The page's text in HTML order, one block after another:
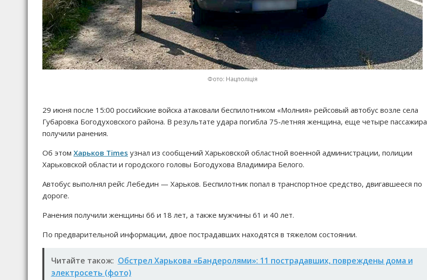
Фото: Нацполіція
29 июня после 15:00 российские войска атаковали беспилотником «Молния» рейсовый автобус возле села
Губаровка Богодуховского района. В результате удара погибла 75-летняя женщина, еще четыре пассажира
получили ранения.
Об этом Харьков Times узнал из сообщений Харьковской областной военной администрации, полиции
Харьковской области и городского головы Богодухова Владимира Белого.
Автобус выполнял рейс Лебедин — Харьков. Беспилотник попал в транспортное средство, двигавшееся по
дороге.
Ранения получили женщины 66 и 18 лет, а также мужчины 61 и 40 лет.
По предварительной информации, двое пострадавших находятся в тяжелом состоянии.
Читайте також: Обстрел Харькова «Бандеролями»: 11 пострадавших, повреждены дома и
электросеть (фото)